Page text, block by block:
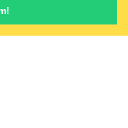
Slovakia, s.r.o.